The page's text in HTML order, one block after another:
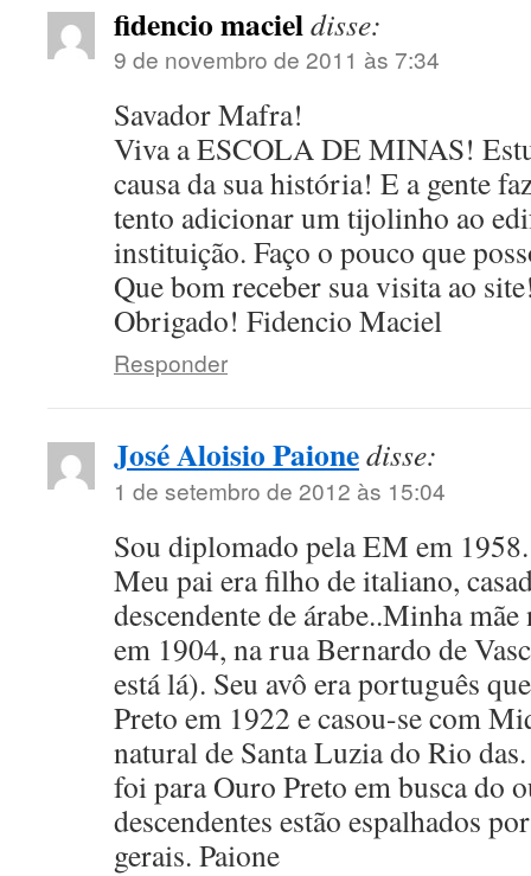
fidencio macieldisse:
9 de novembro de 2011 às 7:34
Savador Mafra!
Viva a ESCOLA DE MINAS!
causa da sua história! E a gente
tento adicionar um tijolinho ao
instituição. Faço o pouco que
Que bom receber sua visita ao
Obrigado! Fidencio Maciel
Responder
José Aloisio Paionedisse:
1 de setembro de 2012 às 15:04
Sou diplomado pela EM em
Meu pai era filho de italiano,
descendente de árabe..Minha
em 1904, na rua Bernardo de
está lá). Seu avô era português
Preto em 1922 e casou-se com
natural de Santa Luzia do Rio
foi para Ouro Preto em busca do
descendentes estão espalhados
gerais. Paione